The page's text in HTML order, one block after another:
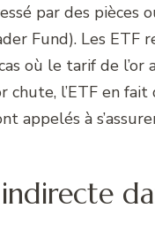
par des
Fund). Les
où le tarif de l’or
l’ETF en fait
appelés à